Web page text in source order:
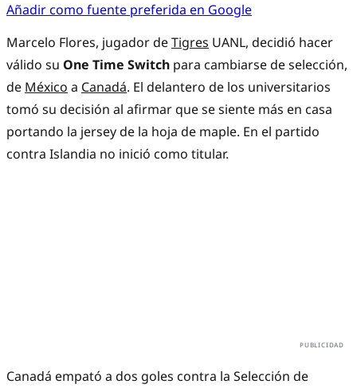
Añadir como fuente preferida en Google
Marcelo Flores, jugador deTigres UANL, decidió hacer
válido su One Time Switch para cambiarse de selección,
de México a Canadá. El delantero de los universitarios
tomó su decisión al afirmar que se siente más en casa
portando la jersey de la hoja de maple. En el partido
contra Islandia no inició como titular.
Canadá empató a dos goles contra la Selección de